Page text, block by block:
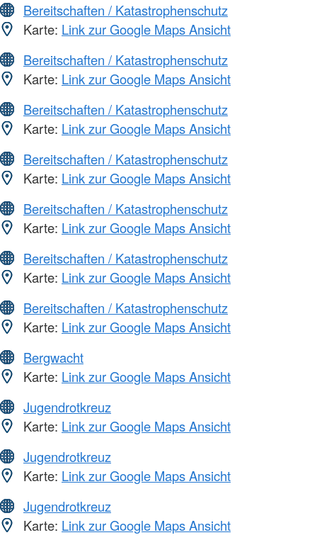
Bereitschaften / Katastrophenschutz
Karte: Link zur Google Maps Ansicht
Bereitschaften / Katastrophenschutz
Karte: Link zur Google Maps Ansicht
Bereitschaften / Katastrophenschutz
Karte: Link zur Google Maps Ansicht
Bereitschaften / Katastrophenschutz
Karte: Link zur Google Maps Ansicht
Bereitschaften / Katastrophenschutz
Karte: Link zur Google Maps Ansicht
Bereitschaften / Katastrophenschutz
Karte: Link zur Google Maps Ansicht
Bereitschaften / Katastrophenschutz
Karte: Link zur Google Maps Ansicht
Bergwacht
Karte: Link zur Google Maps Ansicht
Jugendrotkreuz
Karte: Link zur Google Maps Ansicht
Jugendrotkreuz
Karte: Link zur Google Maps Ansicht
Jugendrotkreuz
Karte: Link zur Google Maps Ansicht